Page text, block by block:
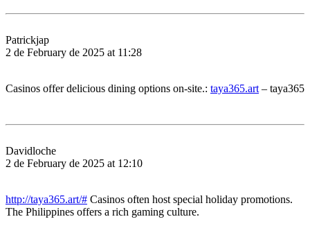
Patrickjap
2 de February de 2025 at 11:28
Casinos offer delicious dining options on-site.: taya365.art – taya365
Davidloche
2 de February de 2025 at 12:10
http://taya365.art/# Casinos often host special holiday promotions.
The Philippines offers a rich gaming culture.